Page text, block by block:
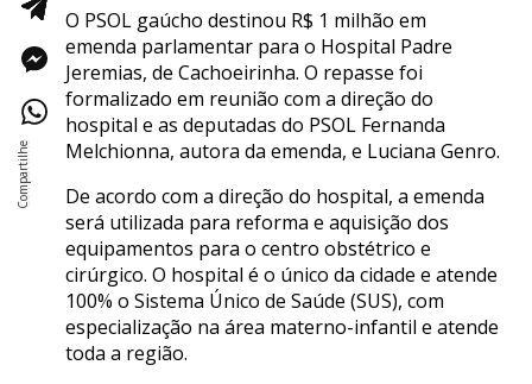
O PSOL gaúcho destinou R$ 1 milhão em
emenda parlamentar para o Hospital Padre
Jeremias, de Cachoeirinha. O repasse foi
formalizado em reunião com a direção do
hospital e as deputadas do PSOL Fernanda
Melchionna, autora da emenda, e Luciana Genro.
De acordo com a direção do hospital, a emenda
será utilizada para reforma e aquisição dos
equipamentos para o centro obstétrico e
cirúrgico. O hospital é o único da cidade e atende
100% o Sistema Único de Saúde (SUS), com
especialização na área materno-infantil e atende
toda a região.